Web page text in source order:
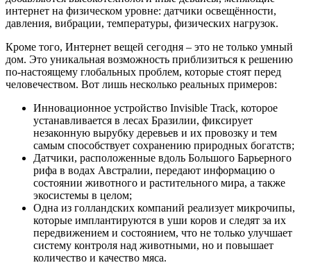
интернет на физическом уровне: датчики освещённости,
давления, вибрации, температуры, физических нагрузок.
Кроме того, Интернет вещей сегодня – это не только умный
дом. Это уникальная возможность приблизиться к решению
по-настоящему глобальных проблем, которые стоят перед
человечеством. Вот лишь несколько реальных примеров:
Инновационное устройство Invisible Track, которое
устанавливается в лесах Бразилии, фиксирует
незаконную вырубку деревьев и их провозку и тем
самым способствует сохранению природных богатств;
Датчики, расположенные вдоль Большого Барьерного
рифа в водах Австралии, передают информацию о
состоянии животного и растительного мира, а также
экосистемы в целом;
Одна из голландских компаний реализует микрочипы,
которые имплантируются в уши коров и следят за их
передвижением и состоянием, что не только улучшает
систему контроля над животными, но и повышает
количество и качество мяса.